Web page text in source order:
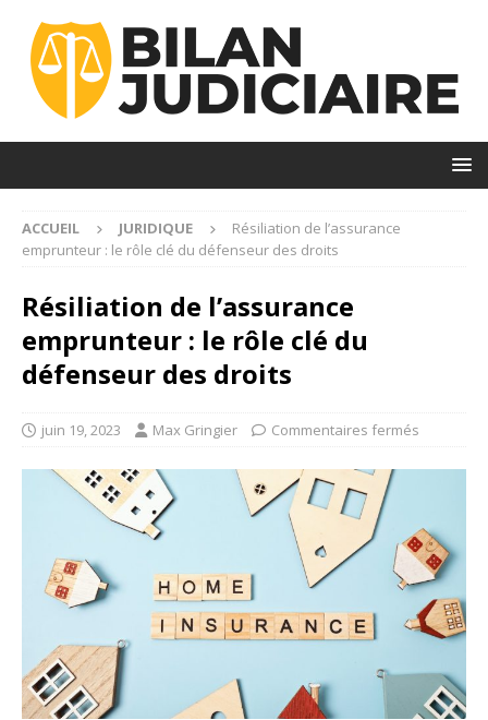
ACCUEIL JURIDIQUE
Résiliation de l’assurance
emprunteur : le rôle clé du défenseur des droits
Résiliation de l’assurance
emprunteur : le rôle clé du
défenseur des droits
juin 19, 2023 Max Gringier Commentaires fermés